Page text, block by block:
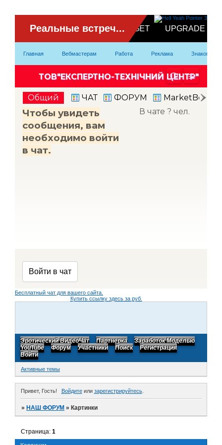
Главная Вебмастерам Работа Реклама Знакомство
Бесплатный чат для вашего сайта.
Купить ссылку здесь за руб.
Эротический ВидеоЧат Партнерка
Заработок Моделью
YouTube
Форум Участники Поиск
Регистрация
Войти
Активные темы
Привет, Гость! Войдитеили зарегистрируйтесь.
»НАШ ФОРУМ »Картинки
Страница:1
ВидеоЧат
Партнерка
Модели
Контакты